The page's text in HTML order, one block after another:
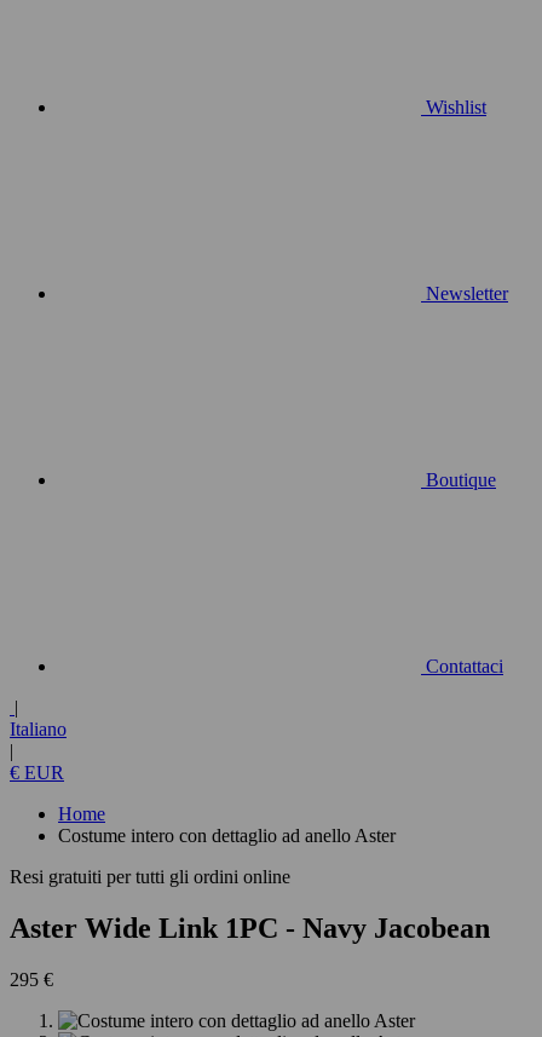
Wishlist
Newsletter
Boutique
Contattaci
|
Italiano
|
€ EUR
Home
Costume intero con dettaglio ad anello Aster
Resi gratuiti per tutti gli ordini online
Aster Wide Link 1PC - Navy Jacobean
295 €